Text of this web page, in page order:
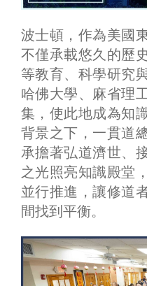
波士頓，作為美國
不僅承載悠久的歷
等教育、科學研究
哈佛大學、麻省理
集，使此地成為知
背景之下，一貫道
承擔著弘道濟世、
之光照亮知識殿堂
並行推進，讓修道
間找到平衡。